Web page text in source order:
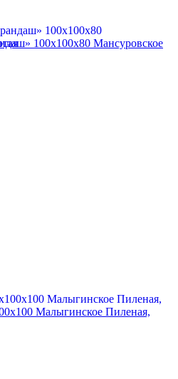
100х100x80 Мансуровское
Малыгинское Пиленая,